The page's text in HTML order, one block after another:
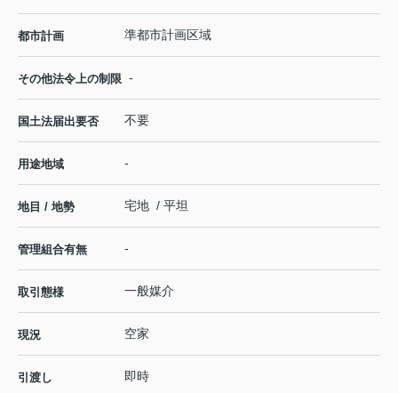
都市計画 準都市計画区域
その他法令上の制限 -
国土法届出要否 不要
用途地域 -
地目 / 地勢 宅地 / 平坦
管理組合有無 -
取引態様 一般媒介
現況 空家
引渡し 即時